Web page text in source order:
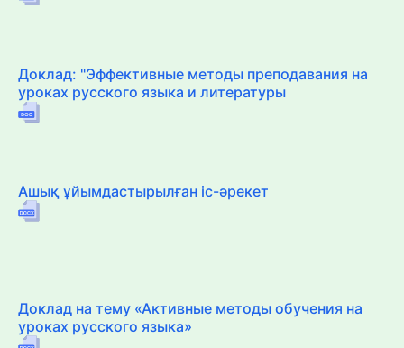
Доклад: "Эффективные методы преподавания на
уроках русского языка и литературы
Ашық ұйымдастырылған іс-әрекет
Доклад на тему «Активные методы обучения на
уроках русского языка»